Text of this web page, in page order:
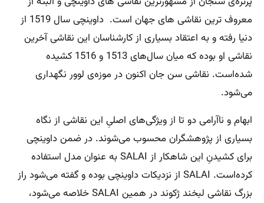
معروف ترین نقاشی های جهان است. داوینچی سال 1519 از
دنیا رفته و به اعتقاد بسیاری از کارشناسان این نقاشی آخرین
نقاشی او بوده که میان سال‌های 1513 و 1516 کشیده
شده‌است. نقاشی سن جان اکنون در موزه‌ی لوور نگهداری
می‌شود.
ابهام و ناآرامی دو تا از ویژگی‌های اصلیِ این نقاشی از نگاه
بسیاری از پژوهشگران محسوب می‌شوند. در ضمن داوینچی
برای کشیدنِ این شاهکار از SALAI به عنوان مدل استفاده
کرده‌است. SALAI از نزدیکات داوینچی بوده و گفته می‌شود راز
بزرگ نقاشی لبخند ژکوند در همین SALAI خلاصه می‌شود،